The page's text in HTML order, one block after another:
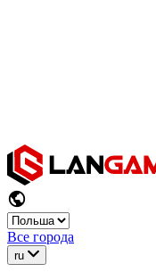
Все города
ru